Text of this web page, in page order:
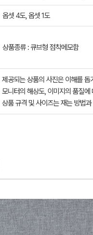
옵셋 4도, 옵셋 1도
상품종류 : 큐브형 점착메모함
제공되는 상품의 사진은 이해를
모니터의 해상도, 이미지의 품질
상품 규격 및 사이즈는 재는 방법